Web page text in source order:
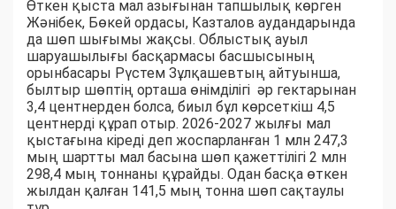
Өткен қыста мал азығынан тапшылық көрген
Жәнібек, Бөкей ордасы, Казталов аудандарында
да шөп шығымы жақсы. Облыстық ауыл
шаруашылығы басқармасы басшысының
орынбасары Рүстем Зұлқашевтың айтуынша,
былтыр шөптің орташа өнімділігі әр гектарынан
3,4 центнерден болса, биыл бұл көрсеткіш 4,5
центнерді құрап отыр. 2026-2027 жылғы мал
қыстағына кіреді деп жоспарланған 1 млн 247,3
мың шартты мал басына шөп қажеттілігі 2 млн
298,4 мың тоннаны құрайды. Одан басқа өткен
жылдан қалған 141,5 мың тонна шөп сақтаулы